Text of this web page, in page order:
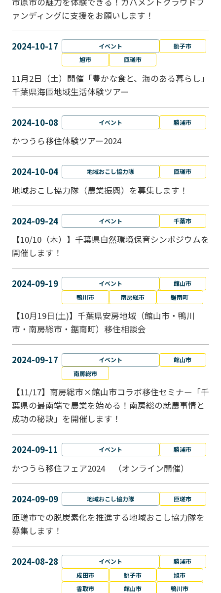
ァンディングに支援をお願いします！
2024-10-17 イベント
銚子市
旭市
匝瑳市
11月2日（土）開催「豊かな食と、海のある暮らし」
千葉県海匝地域生活体験ツアー
2024-10-08 イベント 勝浦市
かつうら移住体験ツアー2024
2024-10-04 地域おこし協力隊 匝瑳市
地域おこし協⼒隊（農業振興）を募集します！
2024-09-24 イベント 千葉市
【10/10（木）】千葉県自然環境保育シンポジウムを
開催します！
2024-09-19 イベント
館山市
鴨川市
南房総市 鋸南町
【10月19日(土)】千葉県安房地域（館山市・鴨川
市・南房総市・鋸南町）移住相談会
2024-09-17 イベント
館山市
南房総市
【11/17】南房総市×館山市コラボ移住セミナー「千
葉県の最南端で農業を始める！南房総の就農事情と
成功の秘訣」を開催します！
2024-09-11 イベント 勝浦市
かつうら移住フェア2024 （オンライン開催）
2024-09-09 地域おこし協力隊 匝瑳市
匝瑳市での脱炭素化を推進する地域おこし協⼒隊を
募集します！
2024-08-28 イベント
勝浦市
成田市
銚子市
旭市
香取市
館山市
鴨川市